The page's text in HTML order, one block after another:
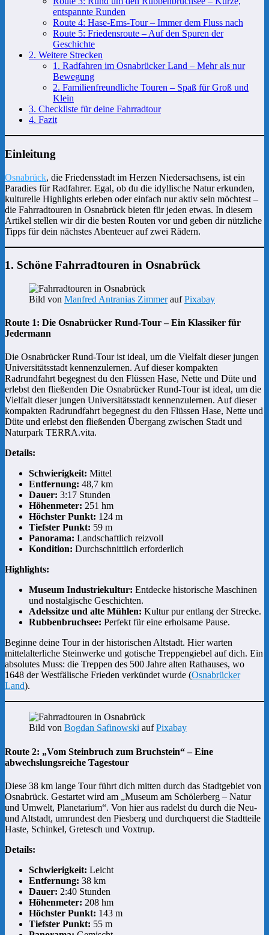
entspannte Runden
Route 4: Hase-Ems-Tour – Immer dem Fluss nach
Route 5: Friedensroute – Auf den Spuren der
Geschichte
2. Weitere Strecken
1. Radfahren im Osnabrücker Land – Mehr als nur
Bewegung
2. Familienfreundliche Touren – Spaß für Groß und
Klein
3. Checkliste für deine Fahrradtour
4. Fazit
Einleitung
Osnabrück, die Friedensstadt im Herzen Niedersachsens, ist ein
Paradies für Radfahrer. Egal, ob du die idyllische Natur erkunden,
kulturelle Highlights erleben oder einfach nur aktiv sein möchtest –
die Fahrradtouren in Osnabrück bieten für jeden etwas. In diesem
Artikel stellen wir dir die besten Routen vor und geben dir nützliche
Tipps für dein nächstes Abenteuer auf zwei Rädern.
1. Schöne Fahrradtouren in Osnabrück
Bild von Manfred Antranias ZimmeraufPixabay
Route 1: Die Osnabrücker Rund-Tour – Ein Klassiker für
Jedermann
Die Osnabrücker Rund-Tour ist ideal, um die Vielfalt dieser jungen
Universitätsstadt kennenzulernen. Auf dieser kompakten
Radrundfahrt begegnest du den Flüssen Hase, Nette und Düte und
erlebst den fließenden Die Osnabrücker Rund-Tour ist ideal, um die
Vielfalt dieser jungen Universitätsstadt kennenzulernen. Auf dieser
kompakten Radrundfahrt begegnest du den Flüssen Hase, Nette und
Düte und erlebst den fließenden Übergang zwischen Stadt und
Naturpark TERRA.vita.
Details:
Schwierigkeit: Mittel
Entfernung: 48,7 km
Dauer: 3:17 Stunden
Höhenmeter: 251 hm
Höchster Punkt: 124 m
Tiefster Punkt: 59 m
Panorama: Landschaftlich reizvoll
Kondition: Durchschnittlich erforderlich
Highlights:
Museum Industriekultur: Entdecke historische Maschinen
und nostalgische Geschichten.
Adelssitze und alte Mühlen: Kultur pur entlang der Strecke.
Rubbenbruchsee: Perfekt für eine erholsame Pause.
Beginne deine Tour in der historischen Altstadt. Hier warten
mittelalterliche Steinwerke und gotische Treppengiebel auf dich. Ein
absolutes Muss: die Treppen des 500 Jahre alten Rathauses, wo
1648 der Westfälische Frieden verkündet wurde​ (Osnabrücker
Land)​​.
Bild von Bogdan Safinowski aufPixabay
Route 2: „Vom Steinbruch zum Bruchstein“ – Eine
abwechslungsreiche Tagestour
Diese 38 km lange Tour führt dich mitten durch das Stadtgebiet von
Osnabrück. Gestartet wird am „Museum am Schölerberg – Natur
und Umwelt, Planetarium“. Von hier aus radelst du durch die Neu-
und Altstadt, umrundest den Piesberg und durchquerst die Stadtteile
Haste, Schinkel, Gretesch und Voxtrup.
Details:
Schwierigkeit: Leicht
Entfernung: 38 km
Dauer: 2:40 Stunden
Höhenmeter: 208 hm
Höchster Punkt: 143 m
Tiefster Punkt: 55 m